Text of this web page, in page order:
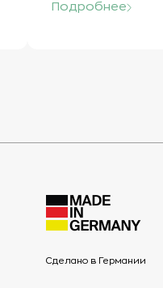
Подробнее
Сделано в Германии